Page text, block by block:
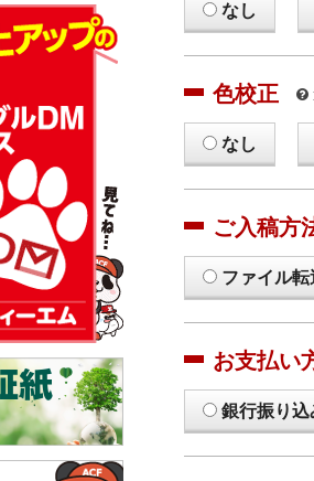
なし
色校正
なし
ご入稿方
ファイル
お支払い
銀行振り込